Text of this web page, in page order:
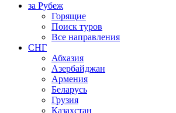
за Рубеж
Горящие
Поиск туров
Все направления
СНГ
Абхазия
Азербайджан
Армения
Беларусь
Грузия
Казахстан